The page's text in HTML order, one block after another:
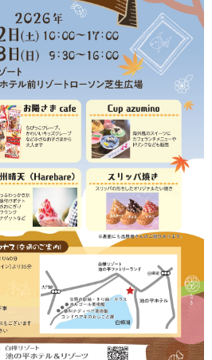
お得なチケット
泊のお客様
ショップ
ラーハウス